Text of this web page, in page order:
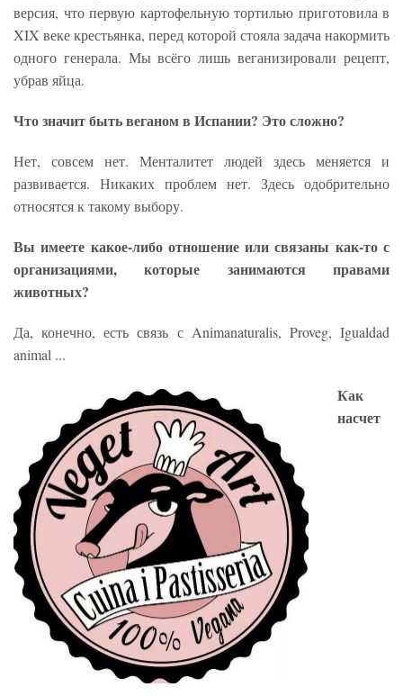
версия, что первую картофельную тортилью приготовила в
XIX веке крестьянка, перед которой стояла задача накормить
одного генерала. Мы всёго лишь веганизировали рецепт,
убрав яйца.
Что значит быть веганом в Испании? Это сложно?
Нет, совсем нет. Менталитет людей здесь меняется и
развивается. Никаких проблем нет. Здесь одобрительно
относятся к такому выбору.
Вы имеете какое-либо отношение или связаны как-то с
организациями, которые занимаются правами
животных?
Да, конечно, есть связь с Animanaturalis, Proveg, Igualdad
animal ...
Как
насчет